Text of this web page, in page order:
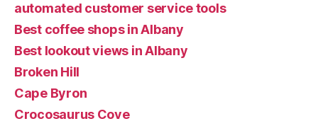
automated customer service tools
Best coffee shops in Albany
Best lookout views in Albany
Broken Hill
Cape Byron
Crocosaurus Cove